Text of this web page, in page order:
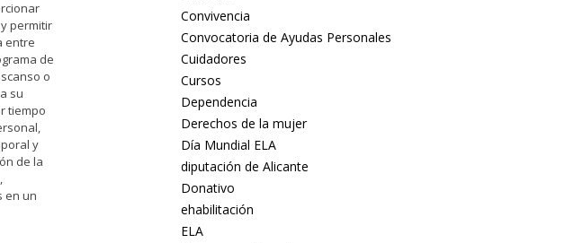
permitir
entre
de
o
su
tiempo
y
de la
en un
Convivencia
Convocatoria de Ayudas Personales
Cuidadores
Cursos
Dependencia
Derechos de la mujer
Día Mundial ELA
diputación de Alicante
Donativo
ehabilitación
ELA